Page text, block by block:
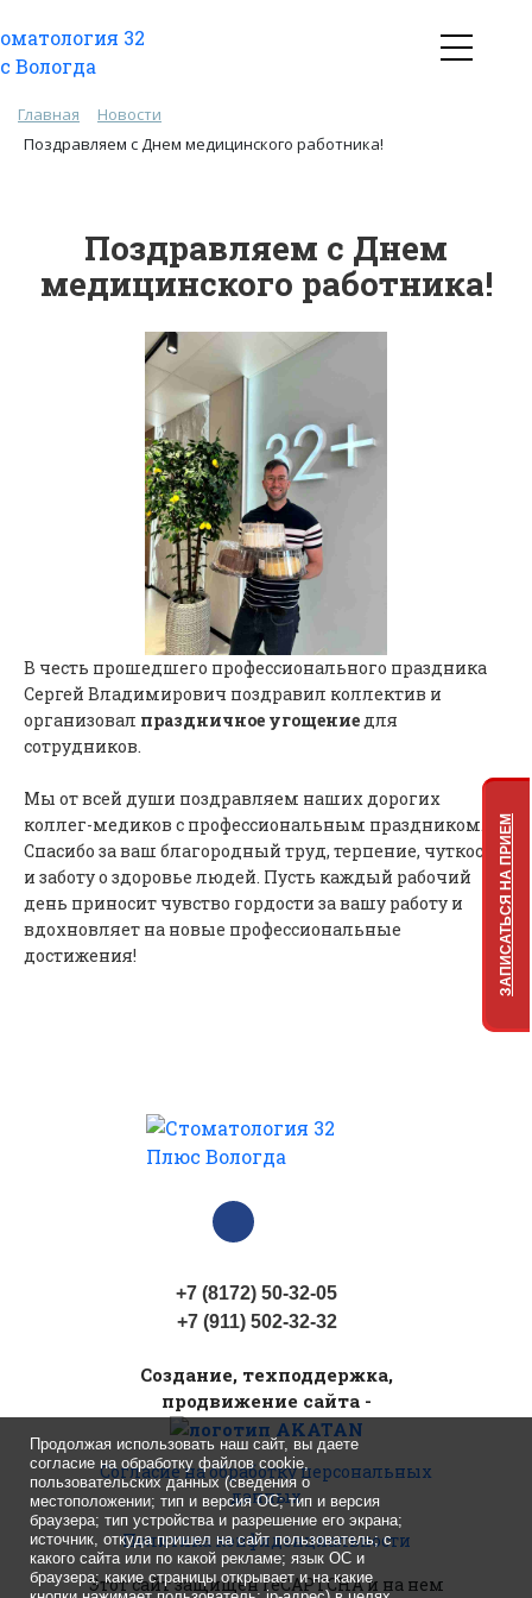
Главная
Новости
Поздравляем с Днем медицинского работника!
Поздравляем с Днем
медицинского работника!
В честь прошедшего профессионального праздника
Сергей Владимирович поздравил коллектив и
организовал праздничное угощение для
сотрудников.
Мы от всей души поздравляем наших дорогих
коллег-медиков с профессиональным праздником.
Спасибо за ваш благородный труд, терпение, чуткость
и заботу о здоровье людей. Пусть каждый рабочий
день приносит чувство гордости за вашу работу и
вдохновляет на новые профессиональные
достижения!
ЗАПИСАТЬСЯ НА ПРИЕМ
+7 (8172) 50-32-05
+7 (911) 502-32-32
Cоздание, техподдержка,
продвижение сайта -
Согласие на обработку персональных
данных
Политика конфиденциальности
Этот сайт защищен reCAPTCHAи на нем
Продолжая использовать наш сайт, вы даете
согласие на обработку файлов cookie,
пользовательских данных (сведения о
местоположении; тип и версия ОС; тип и версия
браузера; тип устройства и разрешение его экрана;
источник, откуда пришел на сайт пользователь; с
какого сайта или по какой рекламе; язык ОС и
браузера; какие страницы открывает и на какие